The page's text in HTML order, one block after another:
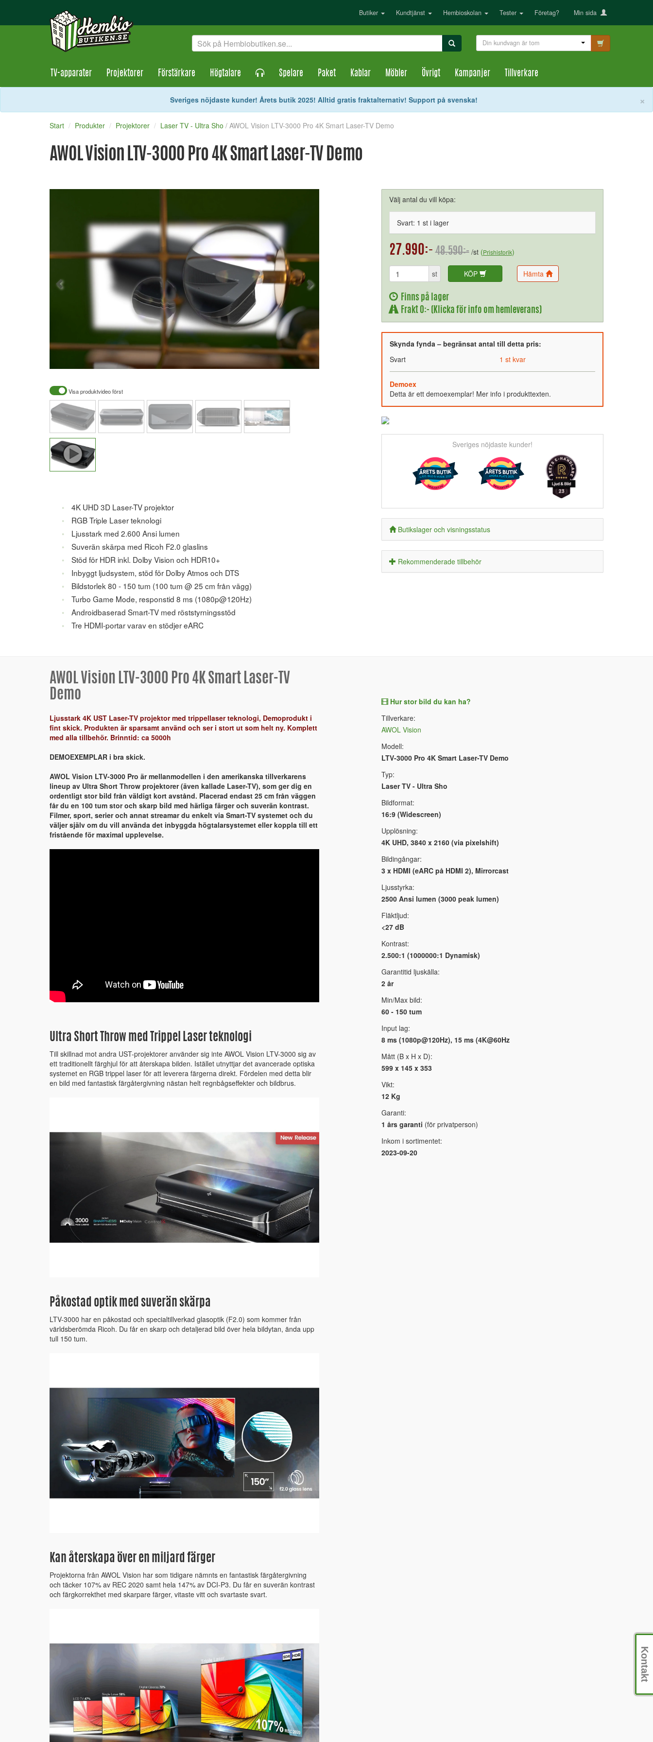
Butiker Kundtjänst Hembioskolan Tester Företag? Min sida
Din kundvagn är tom
TV-apparater Projektorer Förstärkare Högtalare Spelare Paket Kablar Möbler Övrigt Kampanjer Tillverkare
×
Sveriges nöjdaste kunder! Årets butik 2025! Alltid gratis fraktalternativ! Support på svenska!
Start Produkter Projektorer Laser TV - Ultra Sho / AWOL Vision LTV-3000 Pro 4K Smart Laser-TV Demo
AWOL Vision LTV-3000 Pro 4K Smart Laser-TV Demo
Visa produktvideo först
4K UHD 3D Laser-TV projektor
RGB Triple Laser teknologi
Ljusstark med 2.600 Ansi lumen
Suverän skärpa med Ricoh F2.0 glaslins
Stöd för HDR inkl. Dolby Vision och HDR10+
Inbyggt ljudsystem, stöd för Dolby Atmos och DTS
Bildstorlek 80 - 150 tum (100 tum @ 25 cm från vägg)
Turbo Game Mode, responstid 8 ms (1080p@120Hz)
Androidbaserad Smart-TV med röststyrningsstöd
Tre HDMI-portar varav en stödjer eARC
Välj antal du vill köpa:
Svart: 1 st i lager
27.990:- 48.590:-/st (Prishistorik)
st KÖP Hämta
Finns på lager
Frakt 0:- (Klicka för info om hemleverans)
Skynda fynda – begränsat antal till detta pris:
Svart
1 st kvar
Demoex
Detta är ett demoexemplar! Mer info i produkttexten.
Sveriges nöjdaste kunder!
Butikslager och visningsstatus
Rekommenderade tillbehör
AWOL Vision LTV-3000 Pro 4K Smart Laser-TV
Demo
Ljusstark 4K UST Laser-TV projektor med trippellaser teknologi, Demoprodukt i
fint skick. Produkten är sparsamt använd och ser i stort ut som helt ny. Komplett
med alla tillbehör. Brinntid: ca 5000h
DEMOEXEMPLAR i bra skick.
AWOL Vision LTV-3000 Pro är mellanmodellen i den amerikanska tillverkarens
lineup av Ultra Short Throw projektorer (även kallade Laser-TV), som ger dig en
ordentligt stor bild från väldigt kort avstånd. Placerad endast 25 cm från väggen
får du en 100 tum stor och skarp bild med härliga färger och suverän kontrast.
Filmer, sport, serier och annat streamar du enkelt via Smart-TV systemet och du
väljer själv om du vill använda det inbyggda högtalarsystemet eller koppla till ett
fristående för maximal upplevelse.
Ultra Short Throw med Trippel Laser teknologi
Till skillnad mot andra UST-projektorer använder sig inte AWOL Vision LTV-3000 sig av
ett traditionellt färghjul för att återskapa bilden. Istället utnyttjar det avancerade optiska
systemet en RGB trippel laser för att leverera färgerna direkt. Fördelen med detta blir
en bild med fantastisk färgåtergivning nästan helt regnbågseffekter och bildbrus.
Påkostad optik med suverän skärpa
LTV-3000 har en påkostad och specialtillverkad glasoptik (F2.0) som kommer från
världsberömda Ricoh. Du får en skarp och detaljerad bild över hela bildytan, ända upp
tull 150 tum.
Kan återskapa över en miljard färger
Projektorna från AWOL Vision har som tidigare nämnts en fantastisk färgåtergivning
och täcker 107% av REC 2020 samt hela 147% av DCI-P3. Du får en suverän kontrast
och färgkorrekthet med skarpare färger, vitaste vitt och svartaste svart.
Hur stor bild du kan ha?
Tillverkare:
AWOL Vision
Modell:
LTV-3000 Pro 4K Smart Laser-TV Demo
Typ:
Laser TV - Ultra Sho
Bildformat:
16:9 (Widescreen)
Upplösning:
4K UHD, 3840 x 2160 (via pixelshift)
Bildingångar:
3 x HDMI (eARC på HDMI 2), Mirrorcast
Ljusstyrka:
2500 Ansi lumen (3000 peak lumen)
Fläktljud:
<27 dB
Kontrast:
2.500:1 (1000000:1 Dynamisk)
Garantitid ljuskälla:
2 år
Min/Max bild:
60 - 150 tum
Input lag:
8 ms (1080p@120Hz), 15 ms (4K@60Hz
Mått (B x H x D):
599 x 145 x 353
Vikt:
12 Kg
Garanti:
1 års garanti (för privatperson)
Inkom i sortimentet:
2023-09-20
Kontakt